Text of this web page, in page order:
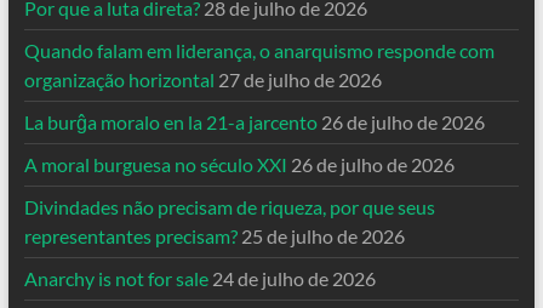
Por que a luta direta? 28 de julho de 2026
Quando falam em liderança, o anarquismo responde com
organização horizontal 27 de julho de 2026
La burĝa moralo en la 21-a jarcento 26 de julho de 2026
A moral burguesa no século XXI 26 de julho de 2026
Divindades não precisam de riqueza, por que seus
representantes precisam? 25 de julho de 2026
Anarchy is not for sale 24 de julho de 2026